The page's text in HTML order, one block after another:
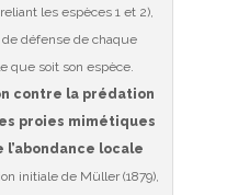
les espèces 1 et 2),
défense de chaque
que soit son espèce.
contre la prédation
proies mimétiques
locale
initiale de Müller (1879),